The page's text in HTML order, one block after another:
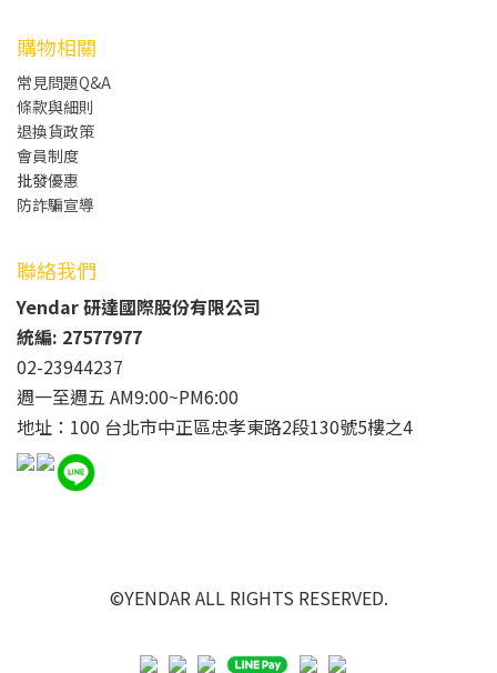
購物相關
常見問題Q&A
條款與細則
退換貨政策
會員制度
批發優惠
防詐騙宣導
聯絡我們
Yendar 研達國際股份有限公司
統編: 27577977
02-23944237
週一至週五 AM9:00~PM6:00
地址：100 台北市中正區忠孝東路2段130號5樓之4
©YENDAR ALL RIGHTS RESERVED.